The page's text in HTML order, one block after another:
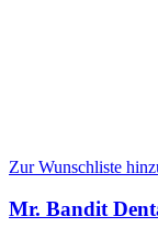
Zur Wunschliste
Mr. Bandit